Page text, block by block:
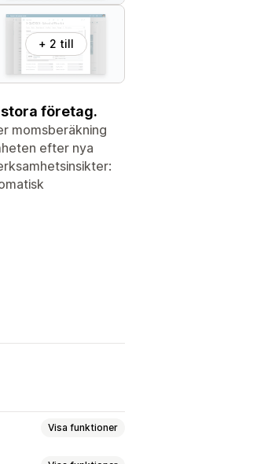
+ 2 till
företag.
momsberäkning
efter nya
Visa funktioner